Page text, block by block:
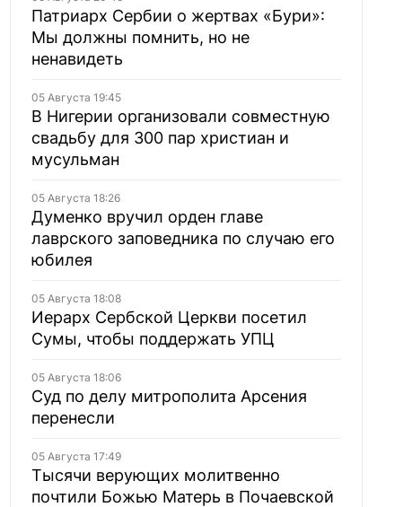
Патриарх Сербии о жертвах «Бури»:
Мы должны помнить, но не
ненавидеть
05 Августа 19:45
В Нигерии организовали совместную
свадьбу для 300 пар христиан и
мусульман
05 Августа 18:26
Думенко вручил орден главе
лаврского заповедника по случаю его
юбилея
05 Августа 18:08
Иерарх Сербской Церкви посетил
Сумы, чтобы поддержать УПЦ
05 Августа 18:06
Суд по делу митрополита Арсения
перенесли
05 Августа 17:49
Тысячи верующих молитвенно
почтили Божью Матерь в Почаевской